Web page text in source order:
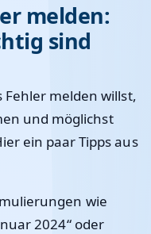
melden:
sind
Fehler melden willst,
und möglichst
ein paar Tipps aus
wie
2024“ oder